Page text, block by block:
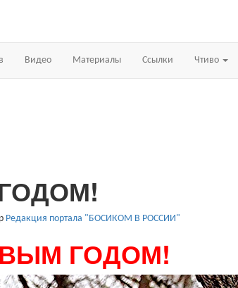
Видео Материалы Ссылки Чтиво
Редакция портала "БОСИКОМ В РОССИИ"
ГОДОМ!